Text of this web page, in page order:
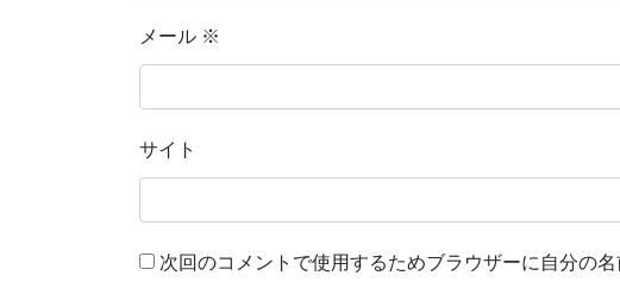
メール ※
サイト
次回のコメントで使用するためブラウザーに自分の